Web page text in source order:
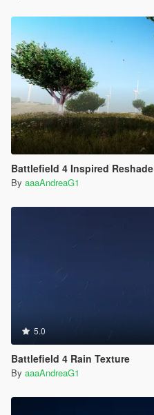
Battlefield 4 Inspired Reshade
By aaaAndreaG1
5.0
Battlefield 4 Rain Texture
By aaaAndreaG1